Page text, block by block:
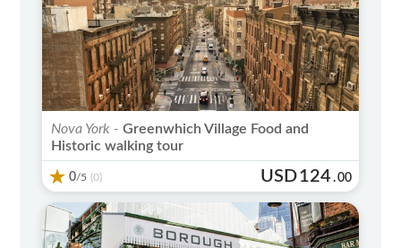
Nova York - Greenwhich Village Food and
Historic walking tour
0/5 (0) USD124 .00